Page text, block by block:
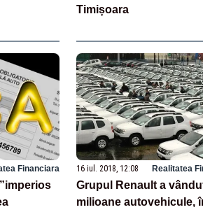
Timișoara
Financiara 16 iul. 2018, 12:08 Realitatea
Grupul Renault a
milioane autovehicule,